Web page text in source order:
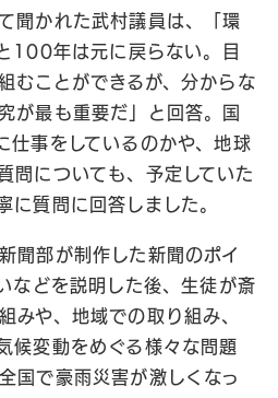
聞かれた武村議員は、「環
100年は元に戻らない。目
むことができるが、分からな
が最も重要だ」と回答。国
仕事をしているのかや、地球
問についても、予定していた
に質問に回答しました。
聞部が制作した新聞のポイ
などを説明した後、生徒が斎
みや、地域での取り組み、
候変動をめぐる様々な問題
国で豪雨災害が激しくなっ